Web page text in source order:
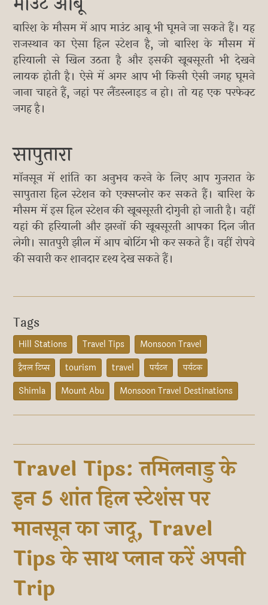
बारिश के मौसम में आप माउंट आबू भी घूमने जा सकते हैं। यह
राजस्थान का ऐसा हिल स्टेशन है, जो बारिश के मौसम में
हरियाली से खिल उठता है और इसकी खूबसूरती भी देखने
लायक होती है। ऐसे में अगर आप भी किसी ऐसी जगह घूमने
जाना चाहते हैं, जहां पर लैंडस्लाइड न हो। तो यह एक परफेक्ट
जगह है।
सापुतारा
मॉनसून में शांति का अनुभव करने के लिए आप गुजरात के
सापुतारा हिल स्टेशन को एक्सप्लोर कर सकते हैं। बारिश के
मौसम में इस हिल स्टेशन की खूबसूरती दोगुनी हो जाती है। वहीं
यहां की हरियाली और झरनों की खूबसूरती आपका दिल जीत
लेगी। सातपुरी झील में आप बोटिंग भी कर सकते हैं। वहीं रोपवे
की सवारी कर शानदार दृश्य देख सकते हैं।
Tags
Hill Stations Travel Tips
Monsoon Travel
ट्रैवल टिप्स
tourism travel पर्यटन
पर्यटक
Shimla
Mount Abu Monsoon Travel Destinations
Travel Tips: तमिलनाडु के
इन 5 शांत हिल स्टेशंस पर
मानसून का जादू, Travel
Tips के साथ प्लान करें अपनी
Trip